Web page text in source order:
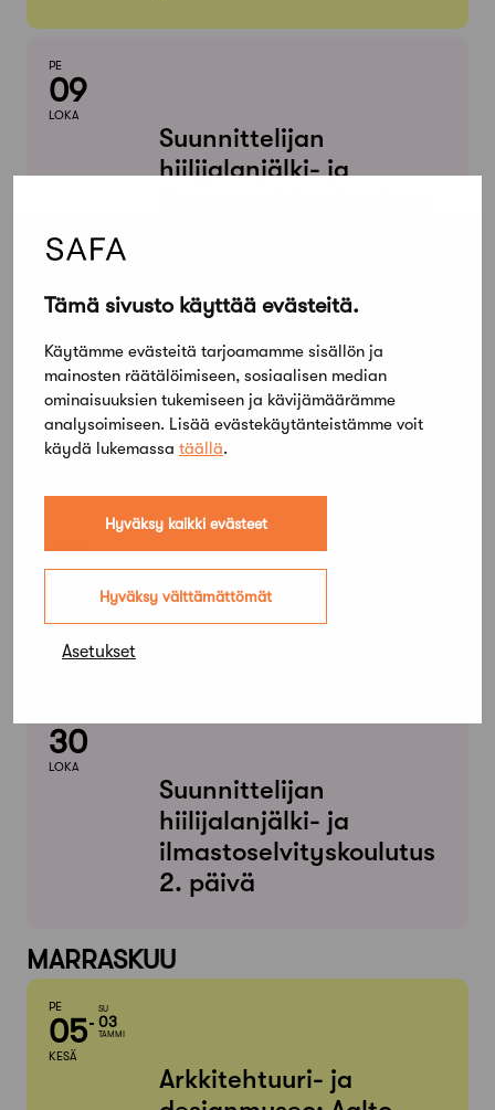
Tämä sivusto käyttää evästeitä.
Käytämme evästeitä tarjoamamme sisällön ja
mainosten räätälöimiseen, sosiaalisen median
ominaisuuksien tukemiseen ja kävijämäärämme
analysoimiseen. Lisää evästekäytänteistämme voit
käydä lukemassa täällä.
Hyväksy kaikki evästeet
Hyväksy välttämättömät
Asetukset
PE
09
LOKA
Suunnittelijan
hiilijalanjälki- ja
TI
20
LOKA
Pääsuunnittelijan
valtakunnallinen
pätevyystentti 20.10.
27
BIM-päivä 2026
30
LOKA
Suunnittelijan
hiilijalanjälki- ja
ilmastoselvityskoulutus
2. päivä
MARRASKUU
PE
05
KESÄ
SU
03
TAMMI
Arkkitehtuuri- ja